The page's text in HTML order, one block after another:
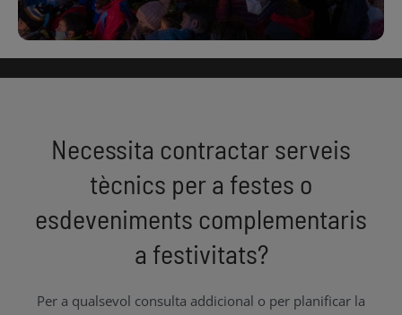
Necessita contractar serveis
tècnics per a festes o
esdeveniments complementaris
a festivitats?
Per a qualsevol consulta addicional o per planificar la